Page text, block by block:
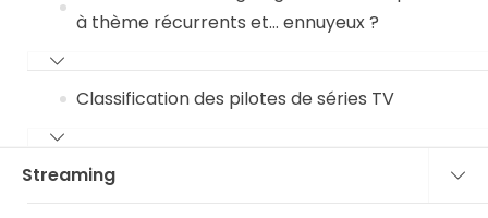
à thème récurrents et… ennuyeux ?
Classification des pilotes de séries TV
Streaming